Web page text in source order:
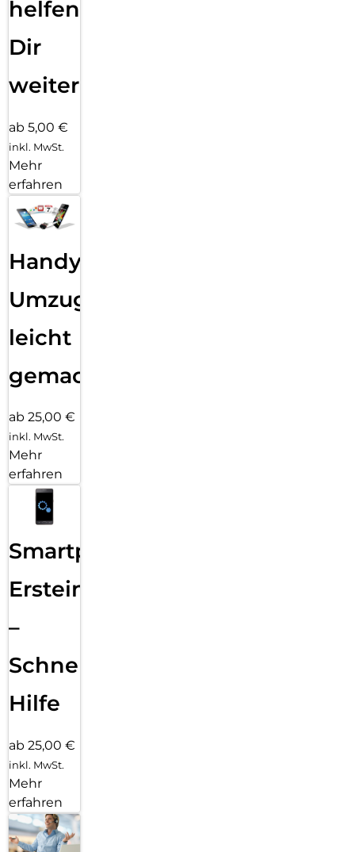
helfen
Dir
weiter
ab 5,00 €
inkl. MwSt.
Mehr
erfahren
Handy
Umzug
leicht
gemacht!
ab 25,00 €
inkl. MwSt.
Mehr
erfahren
Smartphone
Ersteinrichtung
–
Schnelle
Hilfe
ab 25,00 €
inkl. MwSt.
Mehr
erfahren